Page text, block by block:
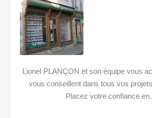
Lionel PLANÇON et son équipe vous
vous conseillent dans tous vos
Placez votre confiance